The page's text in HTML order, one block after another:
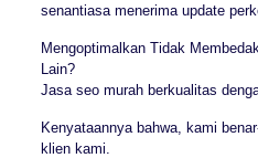
senantiasa menerima update
Mengoptimalkan Tidak
Lain?
Jasa seo murah berkualitas
Kenyataannya bahwa, kami
klien kami.